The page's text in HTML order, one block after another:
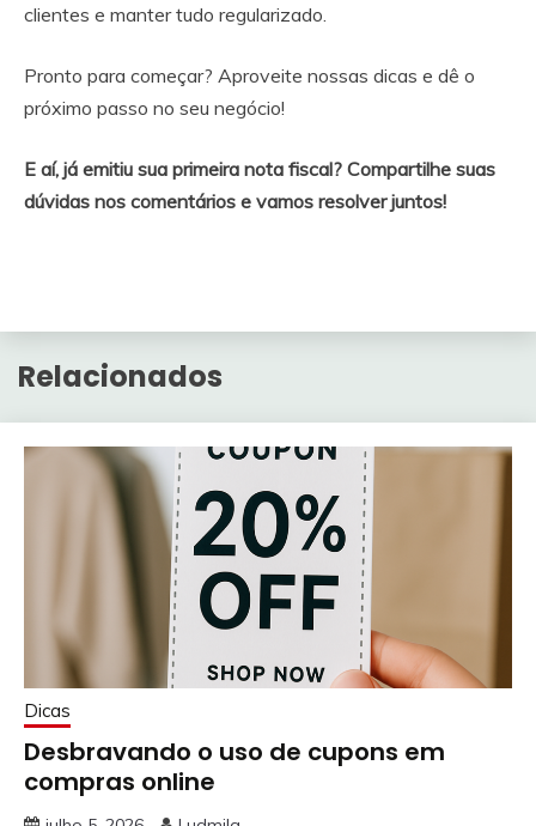
clientes e manter tudo regularizado.
Pronto para começar? Aproveite nossas dicas e dê o
próximo passo no seu negócio!
E aí, já emitiu sua primeira nota fiscal? Compartilhe suas
dúvidas nos comentários e vamos resolver juntos!
Relacionados
Dicas
Desbravando o uso de cupons em
compras online